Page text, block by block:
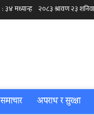
समाचार अपराध र सुरक्षा